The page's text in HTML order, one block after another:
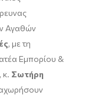
Αγαθών
, με τη
Εμπορίου &
κ. Σωτήρη